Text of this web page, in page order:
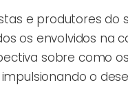
e produtores do
os envolvidos na
sobre como
o